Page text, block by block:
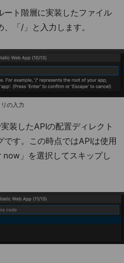
ート階層に実装したファイル
「/」と入力します。
の入力
装したAPIの配置ディレクト
です。この時点ではAPIは使用
」を選択してスキップし